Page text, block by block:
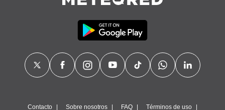
Contacto Sobre nosotros FAQ Términos de uso